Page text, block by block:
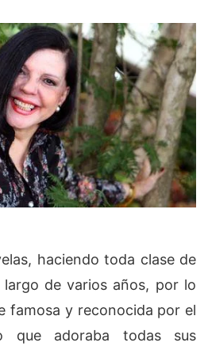
haciendo toda clase de
de varios años, por lo
famosa y reconocida por el
que adoraba todas sus